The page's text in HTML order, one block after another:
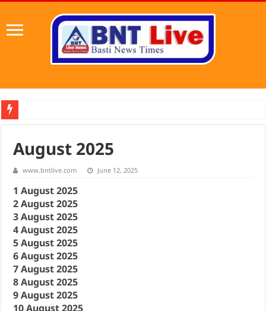
August 2025
www.bntlive.com June 12, 2025
1 August 2025
2 August 2025
3 August 2025
4 August 2025
5 August 2025
6 August 2025
7 August 2025
8 August 2025
9 August 2025
10 August 2025